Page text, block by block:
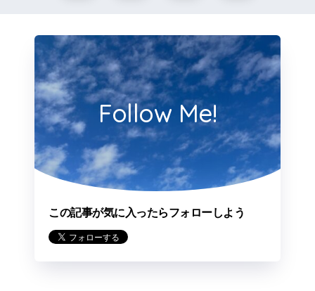
Follow Me!
この記事が気に入ったらフォローしよう